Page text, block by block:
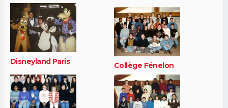
Disneyland Paris Collège Fénelon